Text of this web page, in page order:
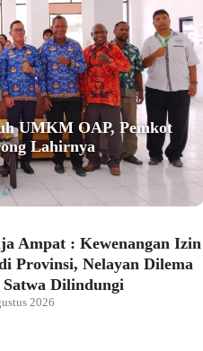
UMKM OAP, Pemkot
Lahirnya
Ampat : Kewenangan Izin
Provinsi, Nelayan Dilema
Satwa Dilindungi
2026